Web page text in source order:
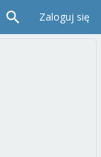
Zaloguj się